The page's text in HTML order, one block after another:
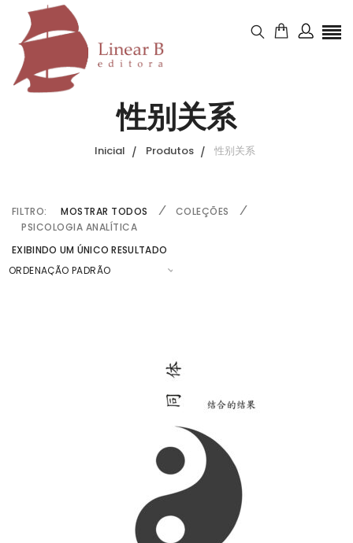
性别关系
Inicial Produtos 性别关系
FILTRO: MOSTRAR TODOS
COLEÇÕES
PSICOLOGIA ANALÍTICA
EXIBINDO UM ÚNICO RESULTADO